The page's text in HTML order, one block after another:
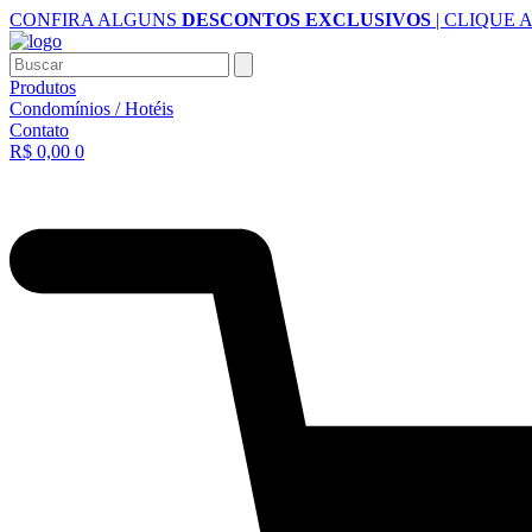
Ir
para
o
conteúdo
CONFIRA ALGUNS DESCONTOS EXCLUSIVOS | CLIQUE
Buscar
Produtos
Condomínios / Hotéis
Contato
R$ 0,00 0